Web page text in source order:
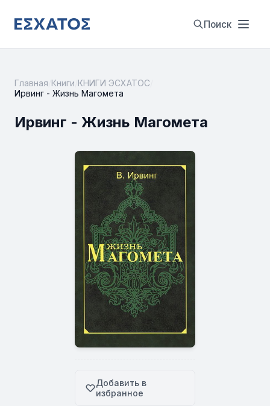
Поиск
Главная Книги КНИГИ ЭСХАТОС
Ирвинг - Жизнь Магомета
Ирвинг - Жизнь Магомета
Добавить в
избранное